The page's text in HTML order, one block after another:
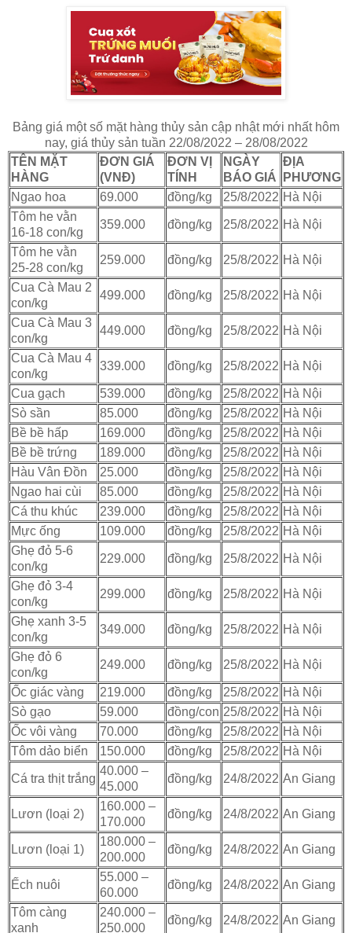
Bảng giá một số mặt hàng thủy sản cập nhật mới nhất hôm
nay, giá thủy sản tuần 22/08/2022 – 28/08/2022
TÊN MẶT
HÀNG
ĐƠN GIÁ
(VNĐ)
ĐƠN VỊ
TÍNH
NGÀY
BÁO GIÁ
ĐỊA
PHƯƠNG
Ngao hoa
69.000 đồng/kg 25/8/2022 Hà Nội
Tôm he vằn
16-18 con/kg
359.000 đồng/kg 25/8/2022 Hà Nội
Tôm he vằn
25-28 con/kg
259.000 đồng/kg 25/8/2022 Hà Nội
Cua Cà Mau 2
con/kg
499.000 đồng/kg 25/8/2022 Hà Nội
Cua Cà Mau 3
con/kg
449.000 đồng/kg 25/8/2022 Hà Nội
Cua Cà Mau 4
con/kg
339.000 đồng/kg 25/8/2022 Hà Nội
Cua gạch 539.000 đồng/kg 25/8/2022 Hà Nội
Sò sần
85.000 đồng/kg 25/8/2022 Hà Nội
Bề bề hấp
169.000 đồng/kg 25/8/2022 Hà Nội
Bề bề trứng
189.000 đồng/kg 25/8/2022 Hà Nội
Hàu Vân Đồn
25.000 đồng/kg 25/8/2022 Hà Nội
Ngao hai cùi
85.000 đồng/kg 25/8/2022 Hà Nội
Cá thu khúc
239.000 đồng/kg 25/8/2022 Hà Nội
Mực ống
109.000 đồng/kg 25/8/2022 Hà Nội
Ghẹ đỏ 5-6
con/kg
229.000 đồng/kg 25/8/2022 Hà Nội
Ghẹ đỏ 3-4
con/kg
299.000 đồng/kg 25/8/2022 Hà Nội
Ghẹ xanh 3-5
con/kg
349.000 đồng/kg 25/8/2022 Hà Nội
Ghẹ đỏ 6
con/kg
249.000 đồng/kg 25/8/2022 Hà Nội
Ốc giác vàng 219.000 đồng/kg 25/8/2022 Hà Nội
Sò gạo
59.000 đồng/con 25/8/2022 Hà Nội
Ốc vôi vàng
70.000 đồng/kg 25/8/2022 Hà Nội
Tôm dảo biển
150.000 đồng/kg 25/8/2022 Hà Nội
Cá tra thịt trắng
40.000 –
45.000
đồng/kg 24/8/2022 An Giang
Lươn (loại 2)
160.000 –
170.000
đồng/kg 24/8/2022 An Giang
Lươn (loại 1)
180.000 –
200.000
đồng/kg 24/8/2022 An Giang
Ếch nuôi
55.000 –
60.000
đồng/kg 24/8/2022 An Giang
Tôm càng
xanh
240.000 –
250.000
đồng/kg 24/8/2022 An Giang